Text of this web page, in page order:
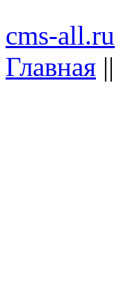
cms-all.ru
Главная ||